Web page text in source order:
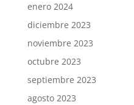
enero 2024
diciembre 2023
noviembre 2023
octubre 2023
septiembre 2023
agosto 2023